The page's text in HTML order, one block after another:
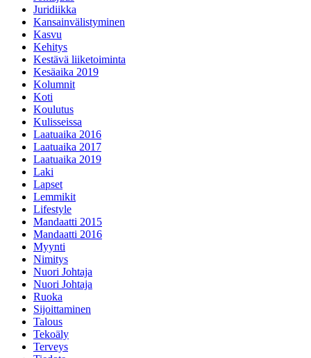
Juridiikka
Kansainvälistyminen
Kasvu
Kehitys
Kestävä liiketoiminta
Kesäaika 2019
Kolumnit
Koti
Koulutus
Kulisseissa
Laatuaika 2016
Laatuaika 2017
Laatuaika 2019
Laki
Lapset
Lemmikit
Lifestyle
Mandaatti 2015
Mandaatti 2016
Myynti
Nimitys
Nuori Johtaja
Nuori Johtaja
Ruoka
Sijoittaminen
Talous
Tekoäly
Terveys